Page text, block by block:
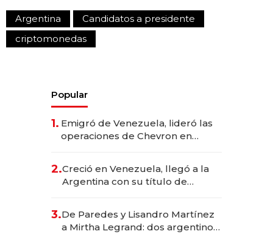
Argentina
Candidatos a presidente
criptomonedas
Popular
1. Emigró de Venezuela, lideró las
operaciones de Chevron en
2.Creció en Venezuela, llegó a la
Argentina con su título de
las marcas "fast premium"
3.De Paredes y Lisandro Martínez
a Mirtha Legrand: dos argentinos